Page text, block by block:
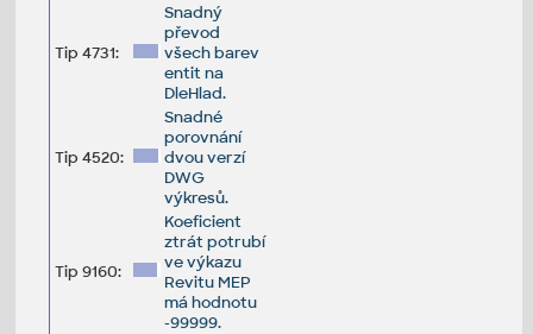
Tip 4731:
Snadný
převod
všech barev
entit na
DleHlad.
Tip 4520:
Snadné
porovnání
dvou verzí
DWG
výkresů.
Tip 9160:
Koeficient
ztrát potrubí
ve výkazu
Revitu MEP
má hodnotu
-99999.